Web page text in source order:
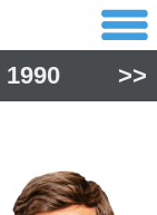
1990 >>